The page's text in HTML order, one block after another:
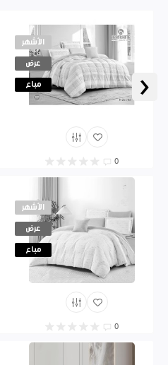
‹
الأشهر
عرض
مباع
0
الأشهر
عرض
مباع
0